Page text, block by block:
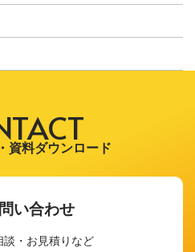
資料ダウンロード
い合わせ
談・お見積りなど